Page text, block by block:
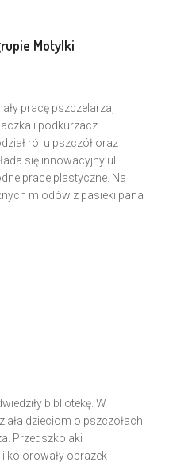
Motylki
pracę pszczelarza,
i podkurzacz.
ról u pszczół oraz
się innowacyjny ul.
prace plastyczne. Na
miodów z pasieki pana
bibliotekę. W
dzieciom o pszczołach
Przedszkolaki
kolorowały obrazek